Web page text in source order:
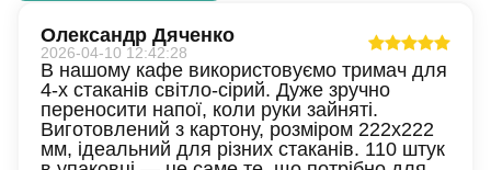
Олександр Дяченко
2026-04-10 12:42:28
В нашому кафе використовуємо тримач для
4-х стаканів світло-сірий. Дуже зручно
переносити напої, коли руки зайняті.
Виготовлений з картону, розміром 222х222
мм, ідеальний для різних стаканів. 110 штук